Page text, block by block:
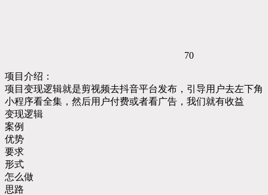
70
项目介绍：
项目变现逻辑就是剪视频去抖音平台发布，引导用户去左下角
小程序看全集，然后用户付费或者看广告，我们就有收益
变现逻辑
案例
优势
要求
形式
怎么做
思路